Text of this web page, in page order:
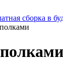
сборка в